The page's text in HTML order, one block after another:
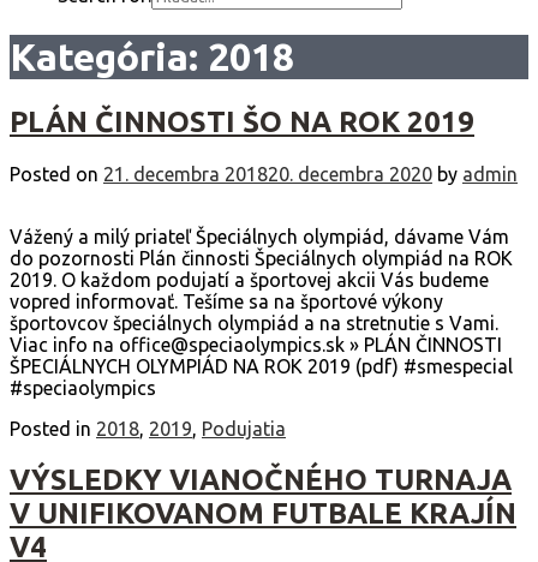
Kategória: 2018
PLÁN ČINNOSTI ŠO NA ROK 2019
Posted on 21. decembra 201820. decembra 2020 by admin
Vážený a milý priateľ Špeciálnych olympiád, dávame Vám
do pozornosti Plán činnosti Špeciálnych olympiád na ROK
2019. O každom podujatí a športovej akcii Vás budeme
vopred informovať. Tešíme sa na športové výkony
športovcov špeciálnych olympiád a na stretnutie s Vami.
Viac info na office@speciaolympics.sk » PLÁN ČINNOSTI
ŠPECIÁLNYCH OLYMPIÁD NA ROK 2019 (pdf) #smespecial
#speciaolympics
Posted in 2018, 2019, Podujatia
VÝSLEDKY VIANOČNÉHO TURNAJA
V UNIFIKOVANOM FUTBALE KRAJÍN
V4